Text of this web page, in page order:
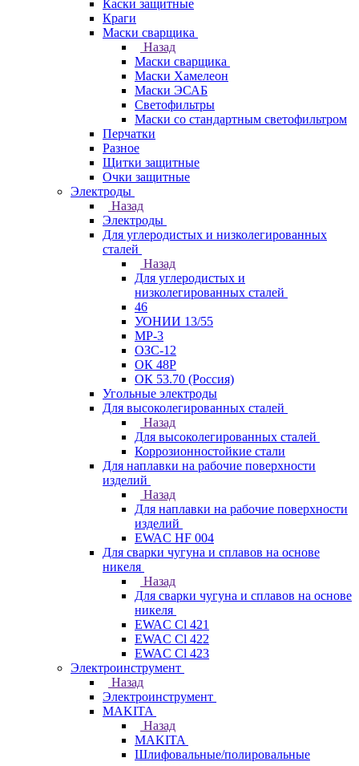
Каски защитные
Краги
Маски сварщика
Назад
Маски сварщика
Маски Хамелеон
Маски ЭСАБ
Светофильтры
Маски со стандартным светофильтром
Перчатки
Разное
Щитки защитные
Очки защитные
Электроды
Назад
Электроды
Для углеродистых и низколегированных
сталей
Назад
Для углеродистых и
низколегированных сталей
46
УОНИИ 13/55
МР-3
ОЗС-12
ОК 48Р
ОК 53.70 (Россия)
Угольные электроды
Для высоколегированных сталей
Назад
Для высоколегированных сталей
Коррозионностойкие стали
Для наплавки на рабочие поверхности
изделий
Назад
Для наплавки на рабочие поверхности
изделий
EWAC HF 004
Для сварки чугуна и сплавов на основе
никеля
Назад
Для сварки чугуна и сплавов на основе
никеля
EWAC Cl 421
EWAC Cl 422
EWAC Cl 423
Электроинструмент
Назад
Электроинструмент
МAKITA
Назад
МAKITA
Шлифовальные/полировальные